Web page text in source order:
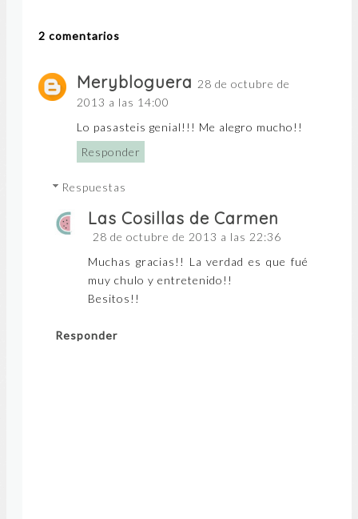
2 comentarios
Merybloguera 28 de octubre de
2013 a las 14:00
Lo pasasteis genial!!! Me alegro mucho!!
Responder
Respuestas
Las Cosillas de Carmen
28 de octubre de 2013 a las 22:36
Muchas gracias!! La verdad es que fué
muy chulo y entretenido!!
Besitos!!
Responder